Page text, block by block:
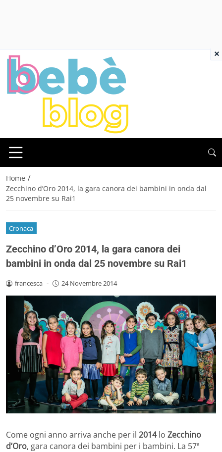
Home /
Zecchino d’Oro 2014, la gara canora dei bambini in onda dal
25 novembre su Rai1
Cronaca
Zecchino d’Oro 2014, la gara canora dei
bambini in onda dal 25 novembre su Rai1
francesca - 24 Novembre 2014
Come ogni anno arriva anche per il 2014lo Zecchino
d’Oro, gara canora dei bambini per i bambini. La 57ª
×